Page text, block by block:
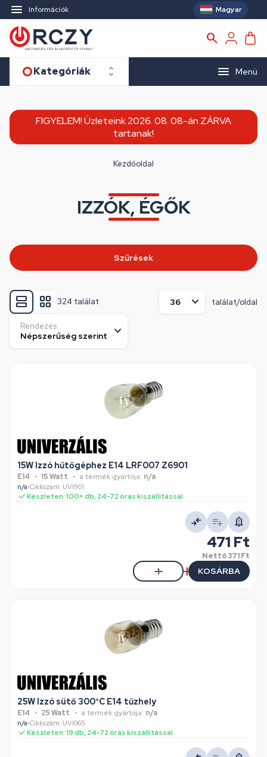
Információk Magyar
Kategóriák Menü
FIGYELEM! Üzleteink 2026. 08. 08-án ZÁRVA
tartanak!
Kezdőoldal
IZZÓK, ÉGŐK
324 találat találat/oldal
Rendezés:
15W Izzó hűtőgéphez E14 LRF007 Z6901
E14 15 Watt a termék gyártója: n/a
n/a•Cikkszám: UVI901
Készleten: 100+ db, 24-72 órás kiszállítással
471 Ft
Nettó371 Ft
KOSÁRBA
25W Izzó sütő 300°C E14 tűzhely
E14 25 Watt a termék gyártója: n/a
n/a•Cikkszám: UVI065
Készleten: 19 db, 24-72 órás kiszállítással
Szűrések